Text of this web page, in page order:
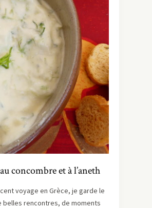
concombre et à l’aneth
voyage en Grèce, je garde le
belles rencontres, de moments